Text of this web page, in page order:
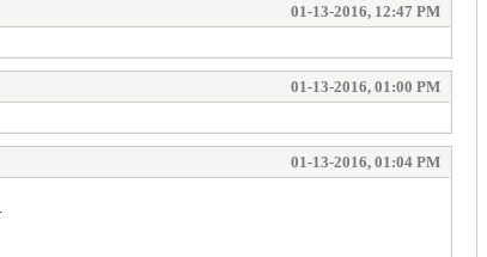
01-13-2016, 12:47 PM
01-13-2016, 01:00 PM
01-13-2016, 01:04 PM